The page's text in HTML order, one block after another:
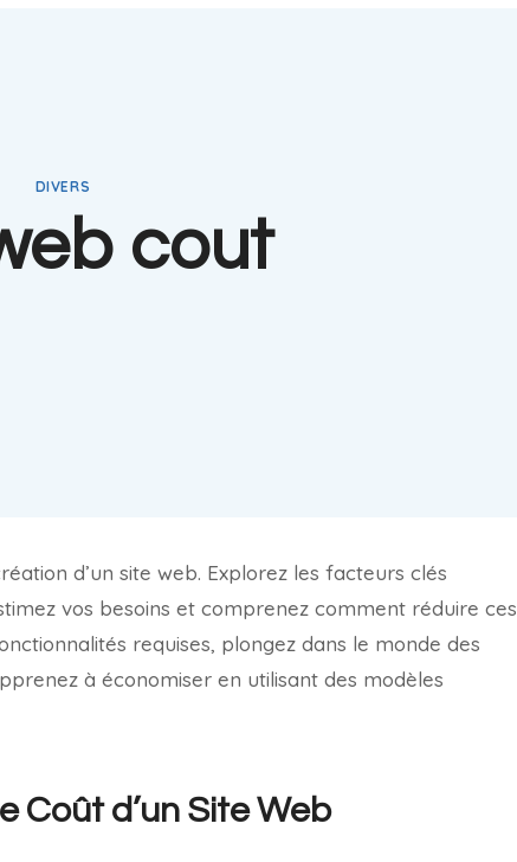
DIVERS
cout
d’un site web. Explorez les facteurs clés
vos besoins et comprenez comment réduire ces
requises, plongez dans le monde des
à économiser en utilisant des modèles
Coût d’un Site Web